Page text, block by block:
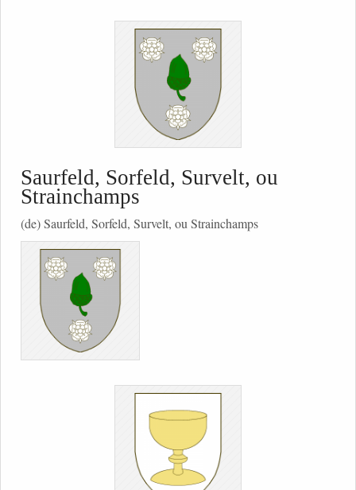
Saurfeld, Sorfeld, Survelt, ou
Strainchamps
(de) Saurfeld, Sorfeld, Survelt, ou Strainchamps